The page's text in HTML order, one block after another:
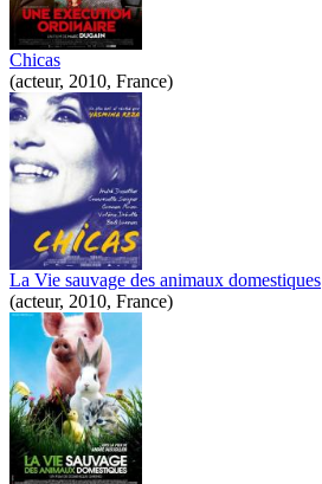
Chicas
(acteur, 2010, France)
La Vie sauvage des animaux domestiques
(acteur, 2010, France)